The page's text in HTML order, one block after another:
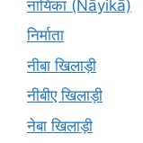
नायिका (Nāyikā)
निर्माता
नीबा खिलाड़ी
नीबीए खिलाड़ी
नेबा खिलाड़ी